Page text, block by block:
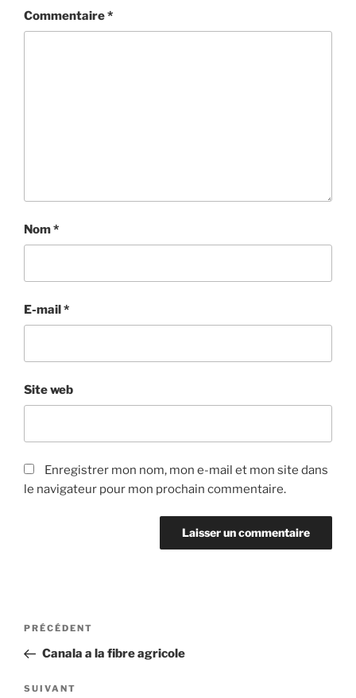
Commentaire*
Nom*
E-mail*
Site web
Enregistrer mon nom, mon e-mail et mon site dans
le navigateur pour mon prochain commentaire.
Navigation
l’article
Article
précédent
PRÉCÉDENT
Canala a la fibre agricole
Article
SUIVANT